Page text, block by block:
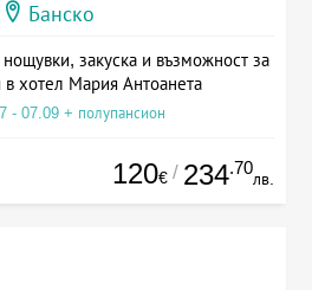
Банско
закуска и възможност за
в хотел Мария Антоанета
- 07.09 + полупансион
120€ / 234.70
лв.